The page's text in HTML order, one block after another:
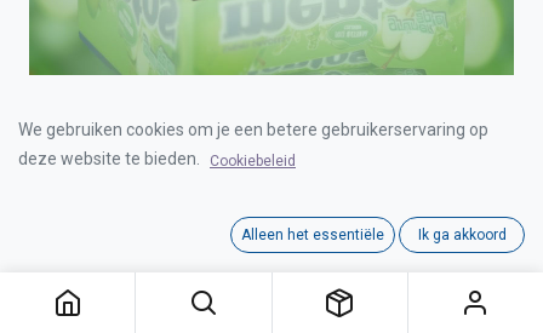
Interne referentie: C0904043
We gebruiken cookies om je een betere gebruikerservaring op
deze website te bieden.
Cookiebeleid
Alleen het essentiële Ik ga akkoord